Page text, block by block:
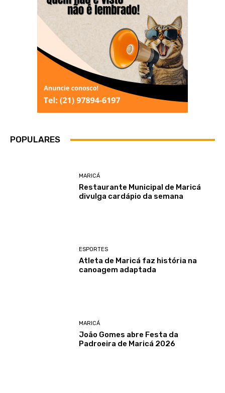
POPULARES
MARICÁ
Restaurante Municipal de Maricá
divulga cardápio da semana
ESPORTES
Atleta de Maricá faz história na
canoagem adaptada
MARICÁ
João Gomes abre Festa da
Padroeira de Maricá 2026